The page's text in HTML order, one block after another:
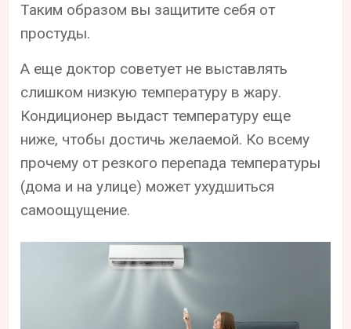
Таким образом вы защитите себя от
простуды.
А еще доктор советует не выставлять
слишком низкую температуру в жару.
Кондиционер выдаст температуру еще
ниже, чтобы достичь желаемой. Ко всему
прочему от резкого перепада температуры
(дома и на улице) может ухудшиться
самоощущение.